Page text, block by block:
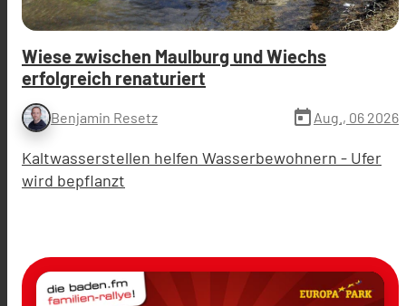
Wiese zwischen Maulburg und Wiechs
erfolgreich renaturiert
Benjamin Resetz today Aug., 06 2026
Kaltwasserstellen helfen Wasserbewohnern - Ufer
wird bepflanzt